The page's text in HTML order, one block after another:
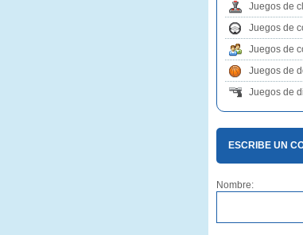
Juegos de
Juegos de
Juegos de
Juegos de
Juegos de
ESCRIBE UN
Nombre: